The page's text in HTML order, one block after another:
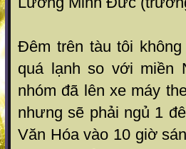
Đêm trên tàu tôi
quá lạnh so với miền
nhóm đã lên xe máy
nhưng sẽ phải ngủ 1
Văn Hóa vào 10 giờ